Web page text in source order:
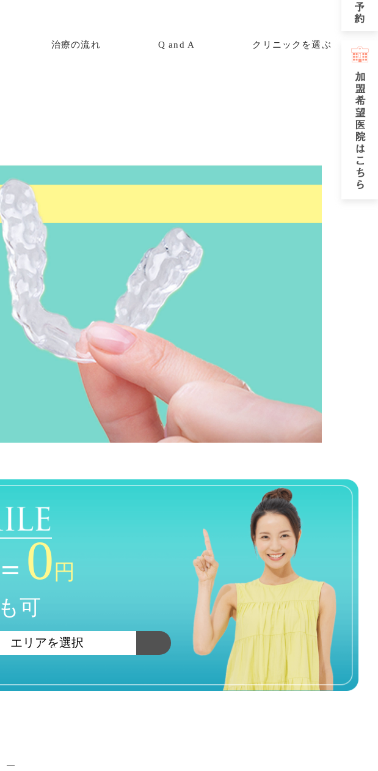
治療の流れ Q and A クリニックを選ぶ
＝ 0円
も可